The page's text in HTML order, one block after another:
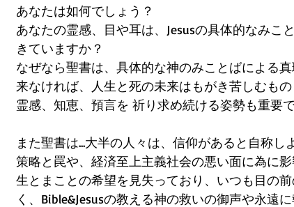
あなたは如何でしょう？
あなたの霊感、目や耳は、Jesusの具体的なみこ
きていますか？
なぜなら聖書は、具体的な神のみことばによる
来なければ、人生と死の未来はもがき苦しむも
霊感、知恵、預言を 祈り求め続ける姿勢も重要で
また聖書は...大半の人々は、信仰があると自称
策略と罠や、経済至上主義社会の悪い面に為に
生とまことの希望を見失っており、いつも目の
く、Bible&Jesusの教える神の救いの御声や永遠